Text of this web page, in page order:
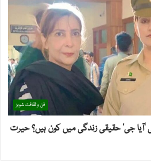
فن و ثقافت شوبز
جی’ حقیقی زندگی میں کون ہیں؟ حیرت